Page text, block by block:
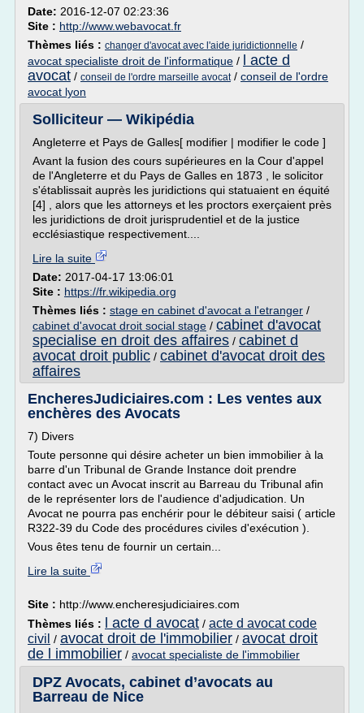
Date: 2016-12-07 02:23:36
Site : http://www.webavocat.fr
Thèmes liés : changer d'avocat avec l'aide juridictionnelle /
avocat specialiste droit de l'informatique /
l acte d
avocat / conseil de l'ordre marseille avocat/ conseil de l'ordre
avocat lyon
Solliciteur — Wikipédia
Angleterre et Pays de Galles[ modifier | modifier le code ]
Avant la fusion des cours supérieures en la Cour d'appel
de l'Angleterre et du Pays de Galles en 1873 , le solicitor
s'établissait auprès les juridictions qui statuaient en équité
[4] , alors que les attorneys et les proctors exerçaient près
les juridictions de droit jurisprudentiel et de la justice
ecclésiastique respectivement....
Lire la suite
Date: 2017-04-17 13:06:01
Site : https://fr.wikipedia.org
Thèmes liés : stage en cabinet d'avocat a l'etranger /
cabinet d'avocat droit social stage / cabinet d'avocat
specialise en droit des affaires / cabinet d
avocat droit public / cabinet d'avocat droit des
affaires
EncheresJudiciaires.com : Les ventes aux
enchères des Avocats
7) Divers
Toute personne qui désire acheter un bien immobilier à la
barre d'un Tribunal de Grande Instance doit prendre
contact avec un Avocat inscrit au Barreau du Tribunal afin
de le représenter lors de l'audience d'adjudication. Un
Avocat ne pourra pas enchérir pour le débiteur saisi ( article
R322-39 du Code des procédures civiles d'exécution ).
Vous êtes tenu de fournir un certain...
Lire la suite
Site : http://www.encheresjudiciaires.com
Thèmes liés :
l acte d avocat / acte d avocat code
civil / avocat droit de l'immobilier / avocat droit
de l immobilier / avocat specialiste de l'immobilier
DPZ Avocats, cabinet d’avocats au
Barreau de Nice